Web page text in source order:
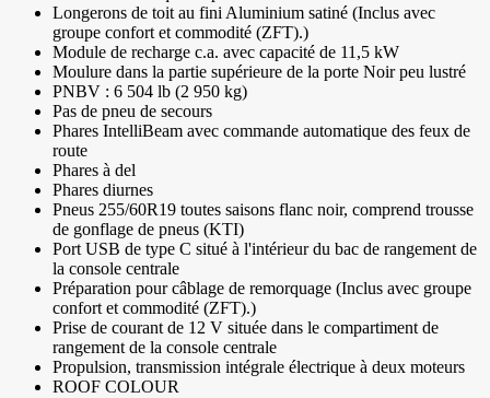
Longerons de toit au fini Aluminium satiné (Inclus avec
groupe confort et commodité (ZFT).)
Module de recharge c.a. avec capacité de 11,5 kW
Moulure dans la partie supérieure de la porte Noir peu lustré
PNBV : 6 504 lb (2 950 kg)
Pas de pneu de secours
Phares IntelliBeam avec commande automatique des feux de
route
Phares à del
Phares diurnes
Pneus 255/60R19 toutes saisons flanc noir, comprend trousse
de gonflage de pneus (KTI)
Port USB de type C situé à l'intérieur du bac de rangement de
la console centrale
Préparation pour câblage de remorquage (Inclus avec groupe
confort et commodité (ZFT).)
Prise de courant de 12 V située dans le compartiment de
rangement de la console centrale
Propulsion, transmission intégrale électrique à deux moteurs
ROOF COLOUR